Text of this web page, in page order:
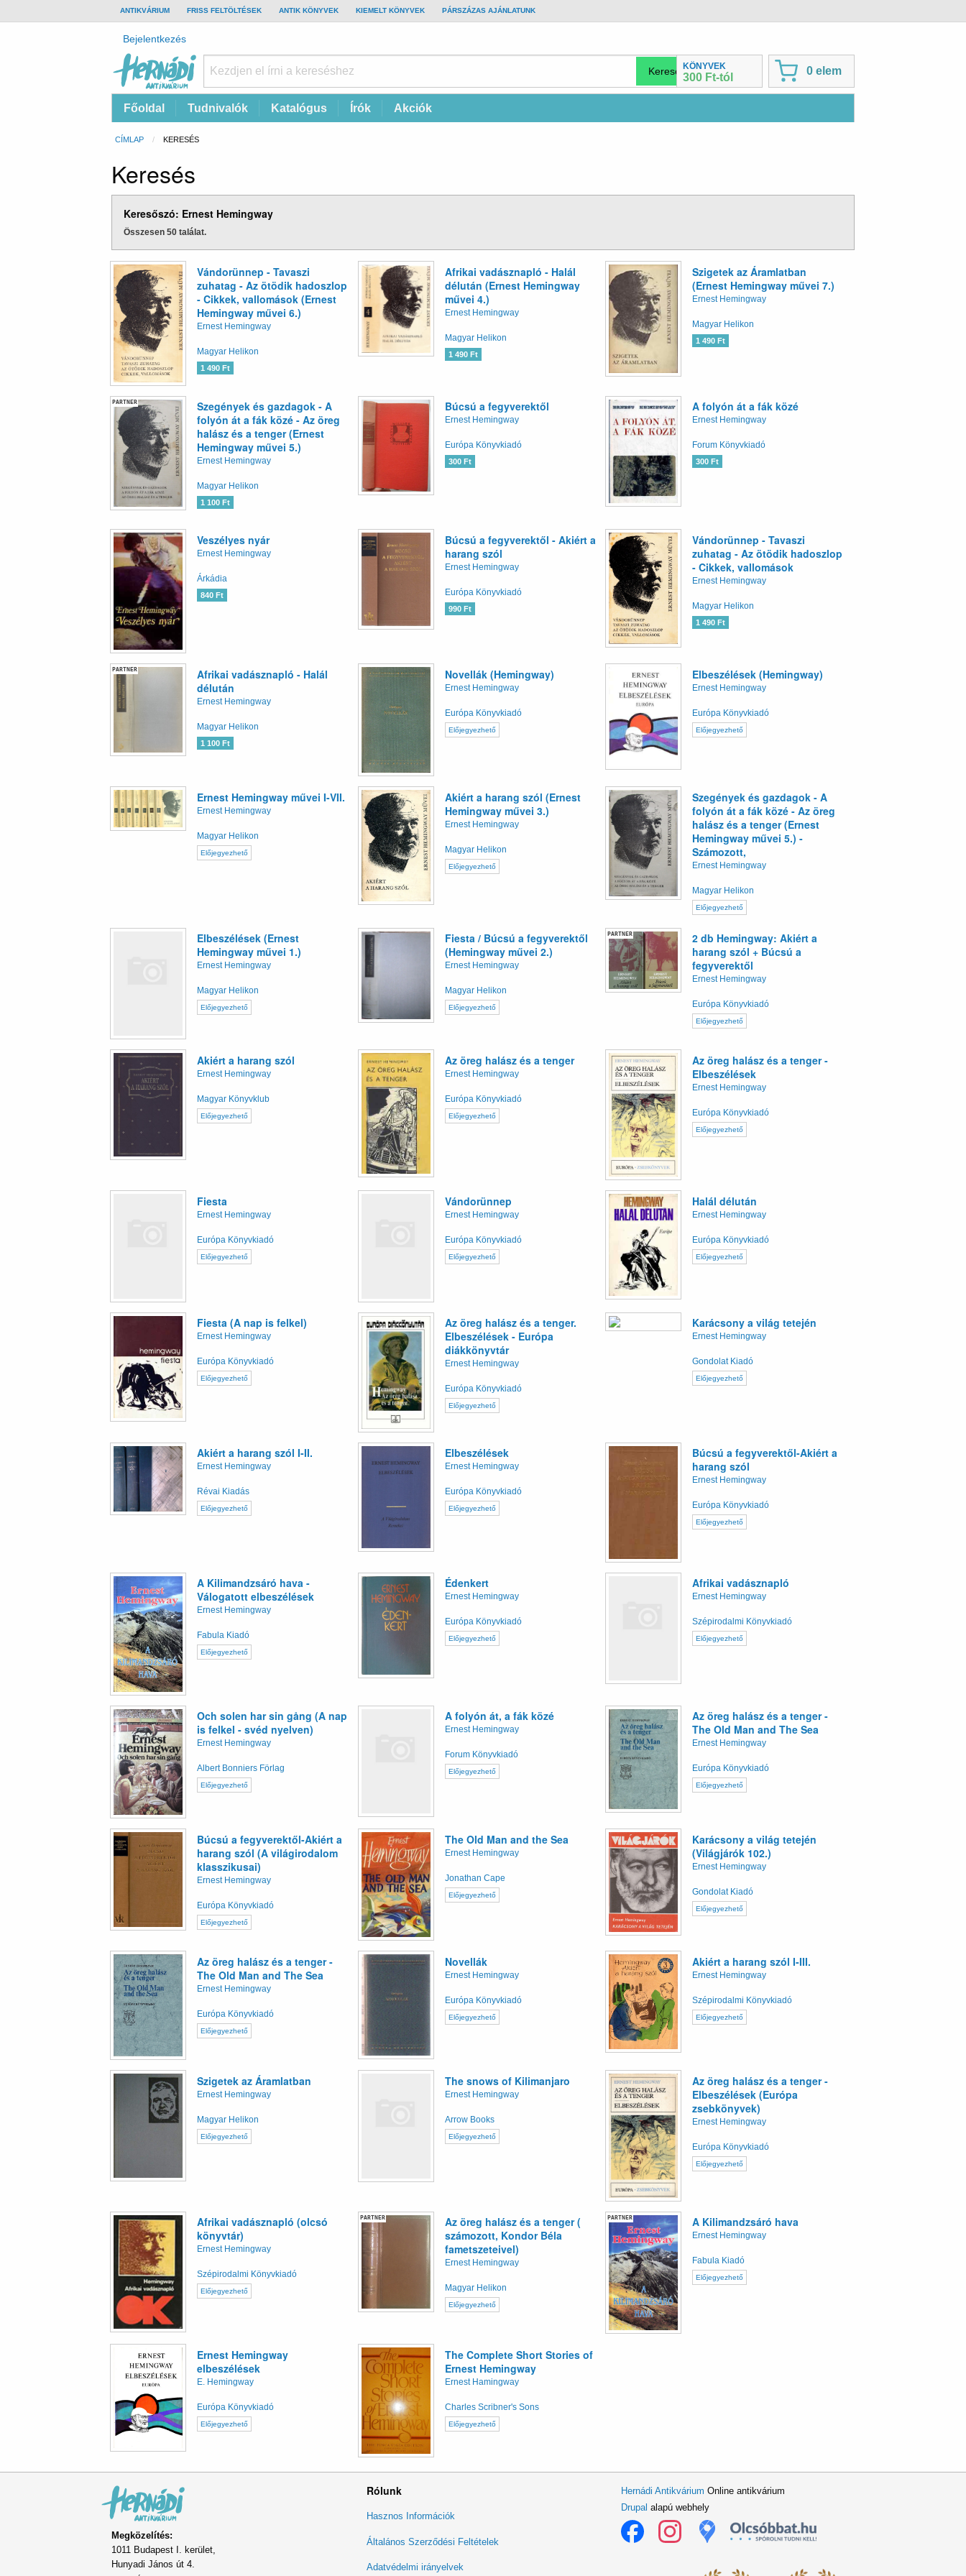
TOP
BAR
ANTIKVÁRIUM FRISS FELTÖLTÉSEK ANTIK KÖNYVEK KIEMELT KÖNYVEK PÁRSZÁZAS AJÁNLATUNK
Felhasználói
fiók
menüje
Bejelentkezés
Antikvárium
Online
KÖNYVEK
300 Ft-tól
0 elem
Fő
navigáció
Főoldal Tudnivalók Katalógus Írók Akciók
Morzsa
CÍMLAP CURRENT:
KERESÉS
Keresés
Keresőszó: Ernest Hemingway
Összesen 50 találat.
Vándorünnep - Tavaszi
zuhatag - Az ötödik hadoszlop
- Cikkek, vallomások (Ernest
Hemingway művei 6.)
Ernest Hemingway
Magyar Helikon
1 490 Ft
Afrikai vadásznapló - Halál
délután (Ernest Hemingway
művei 4.)
Ernest Hemingway
Magyar Helikon
1 490 Ft
Szigetek az Áramlatban
(Ernest Hemingway művei 7.)
Ernest Hemingway
Magyar Helikon
1 490 Ft
PARTNER
Szegények és gazdagok - A
folyón át a fák közé - Az öreg
halász és a tenger (Ernest
Hemingway művei 5.)
Ernest Hemingway
Magyar Helikon
1 100 Ft
Búcsú a fegyverektől
Ernest Hemingway
Európa Könyvkiadó
300 Ft
A folyón át a fák közé
Ernest Hemingway
Forum Könyvkiadó
300 Ft
Veszélyes nyár
Ernest Hemingway
Árkádia
840 Ft
Búcsú a fegyverektől - Akiért a
harang szól
Ernest Hemingway
Európa Könyvkiadó
990 Ft
Vándorünnep - Tavaszi
zuhatag - Az ötödik hadoszlop
- Cikkek, vallomások
Ernest Hemingway
Magyar Helikon
1 490 Ft
PARTNER
Afrikai vadásznapló - Halál
délután
Ernest Hemingway
Magyar Helikon
1 100 Ft
Novellák (Hemingway)
Ernest Hemingway
Európa Könyvkiadó
Előjegyezhető
Elbeszélések (Hemingway)
Ernest Hemingway
Európa Könyvkiadó
Előjegyezhető
Ernest Hemingway művei I-VII.
Ernest Hemingway
Magyar Helikon
Előjegyezhető
Akiért a harang szól (Ernest
Hemingway művei 3.)
Ernest Hemingway
Magyar Helikon
Előjegyezhető
Szegények és gazdagok - A
folyón át a fák közé - Az öreg
halász és a tenger (Ernest
Hemingway művei 5.) -
Számozott,
Ernest Hemingway
Magyar Helikon
Előjegyezhető
Elbeszélések (Ernest
Hemingway művei 1.)
Ernest Hemingway
Magyar Helikon
Előjegyezhető
Fiesta / Búcsú a fegyverektől
(Hemingway művei 2.)
Ernest Hemingway
Magyar Helikon
Előjegyezhető
PARTNER
2 db Hemingway: Akiért a
harang szól + Búcsú a
fegyverektől
Ernest Hemingway
Európa Könyvkiadó
Előjegyezhető
Akiért a harang szól
Ernest Hemingway
Magyar Könyvklub
Előjegyezhető
Az öreg halász és a tenger
Ernest Hemingway
Európa Könyvkiadó
Előjegyezhető
Az öreg halász és a tenger -
Elbeszélések
Ernest Hemingway
Európa Könyvkiadó
Előjegyezhető
Fiesta
Ernest Hemingway
Európa Könyvkiadó
Előjegyezhető
Vándorünnep
Ernest Hemingway
Európa Könyvkiadó
Előjegyezhető
Halál délután
Ernest Hemingway
Európa Könyvkiadó
Előjegyezhető
Fiesta (A nap is felkel)
Ernest Hemingway
Európa Könyvkiadó
Előjegyezhető
Az öreg halász és a tenger.
Elbeszélések - Európa
diákkönyvtár
Ernest Hemingway
Európa Könyvkiadó
Előjegyezhető
Karácsony a világ tetején
Ernest Hemingway
Gondolat Kiadó
Előjegyezhető
Akiért a harang szól I-II.
Ernest Hemingway
Révai Kiadás
Előjegyezhető
Elbeszélések
Ernest Hemingway
Európa Könyvkiadó
Előjegyezhető
Búcsú a fegyverektől-Akiért a
harang szól
Ernest Hemingway
Európa Könyvkiadó
Előjegyezhető
A Kilimandzsáró hava -
Válogatott elbeszélések
Ernest Hemingway
Fabula Kiadó
Előjegyezhető
Édenkert
Ernest Hemingway
Európa Könyvkiadó
Előjegyezhető
Afrikai vadásznapló
Ernest Hemingway
Szépirodalmi Könyvkiadó
Előjegyezhető
Och solen har sin gång (A nap
is felkel - svéd nyelven)
Ernest Hemingway
Albert Bonniers Förlag
Előjegyezhető
A folyón át, a fák közé
Ernest Hemingway
Forum Könyvkiadó
Előjegyezhető
Az öreg halász és a tenger -
The Old Man and The Sea
Ernest Hemingway
Európa Könyvkiadó
Előjegyezhető
Búcsú a fegyverektől-Akiért a
harang szól (A világirodalom
klasszikusai)
Ernest Hemingway
Európa Könyvkiadó
Előjegyezhető
The Old Man and the Sea
Ernest Hemingway
Jonathan Cape
Előjegyezhető
Karácsony a világ tetején
(Világjárók 102.)
Ernest Hemingway
Gondolat Kiadó
Előjegyezhető
Az öreg halász és a tenger -
The Old Man and The Sea
Ernest Hemingway
Európa Könyvkiadó
Előjegyezhető
Novellák
Ernest Hemingway
Európa Könyvkiadó
Előjegyezhető
Akiért a harang szól I-III.
Ernest Hemingway
Szépirodalmi Könyvkiadó
Előjegyezhető
Szigetek az Áramlatban
Ernest Hemingway
Magyar Helikon
Előjegyezhető
The snows of Kilimanjaro
Ernest Hemingway
Arrow Books
Előjegyezhető
Az öreg halász és a tenger -
Elbeszélések (Európa
zsebkönyvek)
Ernest Hemingway
Európa Könyvkiadó
Előjegyezhető
Afrikai vadásznapló (olcsó
könyvtár)
Ernest Hemingway
Szépirodalmi Könyvkiadó
Előjegyezhető
PARTNER
Az öreg halász és a tenger (
számozott, Kondor Béla
fametszeteivel)
Ernest Hemingway
Magyar Helikon
Előjegyezhető
PARTNER A Kilimandzsáró hava
Ernest Hemingway
Fabula Kiadó
Előjegyezhető
Ernest Hemingway
elbeszélések
E. Hemingway
Európa Könyvkiadó
Előjegyezhető
The Complete Short Stories of
Ernest Hemingway
Ernest Hamingway
Charles Scribner's Sons
Előjegyezhető
Megközelítés:
1011 Budapest I. kerület,
Hunyadi János út 4.
Rólunk
Lábléc
menü
Hasznos Információk
Általános Szerződési Feltételek
Adatvédelmi irányelvek
Hernádi Antikvárium Online antikvárium
Drupal alapú webhely